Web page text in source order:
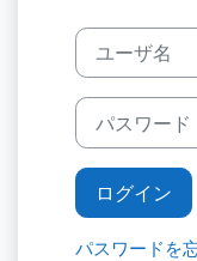
ユーザ名
パスワード
ログイン
パスワードを